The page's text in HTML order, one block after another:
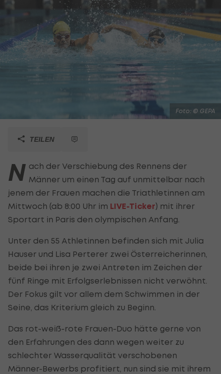
Foto: © GEPA
TEILEN
N ach der Verschiebung des Rennens der
Männer um einen Tag auf unmittelbar nach
jenem der Frauen machen die Triathletinnen am
Mittwoch (ab 8:00 Uhr im LIVE-Ticker) mit ihrer
Sportart in Paris den olympischen Anfang.
Unter den 55 Athletinnen befinden sich mit Julia
Hauser und Lisa Perterer zwei Österreicherinnen,
beide bei ihren je zwei Antreten im Zeichen der
fünf Ringe mit Erfolgserlebnissen nicht verwöhnt.
Der Fokus gilt vor allem dem Schwimmen in der
Seine, das Kriterium gleich zu Beginn.
Das rot-weiß-rote Frauen-Duo hätte gerne von
den Erfahrungen des dann wegen weiter zu
schlechter Wasserqualität verschobenen
Männer-Bewerbs profitiert, nun sind sie mit ihrem